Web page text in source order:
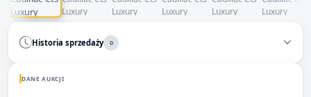
Historia sprzedaży 0
DANE AUKCJI